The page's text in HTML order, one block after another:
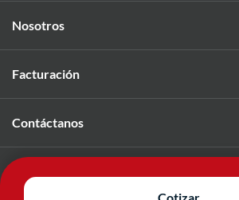
Cotizar
Nosotros
Facturación
Contáctanos